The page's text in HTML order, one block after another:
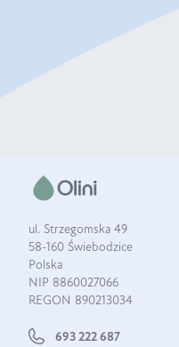
ul. Strzegomska 49
58-160 Świebodzice
Polska
NIP 8860027066
REGON 890213034
693 222 687